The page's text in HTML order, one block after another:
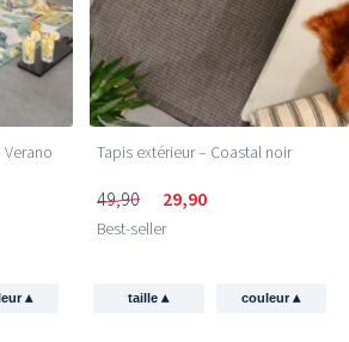
Verano
▴
Tapis extérieur – Coastal noir
49,90 29,90
Best-seller
taille▴ couleur▴